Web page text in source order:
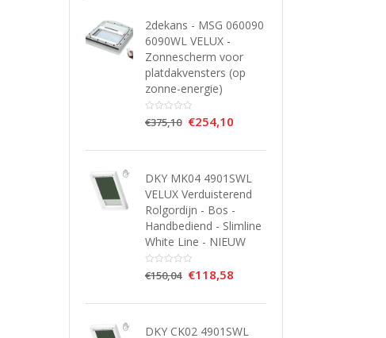
2dekans - MSG 060090
6090WL VELUX -
Zonnescherm voor
platdakvensters (op
zonne-energie)
€375,10 €254,10
DKY MK04 4901SWL
VELUX Verduisterend
Rolgordijn - Bos -
Handbediend - Slimline
White Line - NIEUW
€150,04 €118,58
DKY CK02 4901SWL